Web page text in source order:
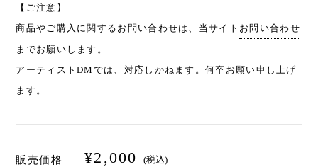
【ご注意】
商品やご購入に関するお問い合わせは、当サイト お問い合わせ
までお願いします。
アーティストDMでは、対応しかねます。何卒お願い申し上げ
ます。
販売価格 ¥2,000
(税込)